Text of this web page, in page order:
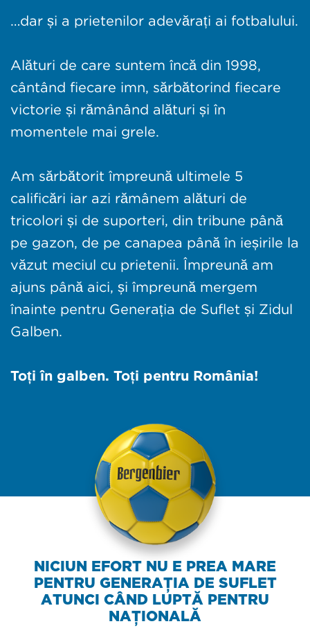
…dar și a prietenilor adevărați ai fotbalului.
Alături de care suntem încă din 1998,
cântând fiecare imn, sărbătorind fiecare
victorie și rămânând alături și în
momentele mai grele.
Am sărbătorit împreună ultimele 5
calificări iar azi rămânem alături de
tricolori și de suporteri, din tribune până
pe gazon, de pe canapea până în ieșirile la
văzut meciul cu prietenii. Împreună am
ajuns până aici, și împreună mergem
înainte pentru Generația de Suflet și Zidul
Galben.
Toți în galben. Toți pentru România!
NICIUN EFORT NU E PREA MARE
PENTRU GENERAȚIA DE SUFLET
ATUNCI CÂND LUPTĂ PENTRU
NAȚIONALĂ